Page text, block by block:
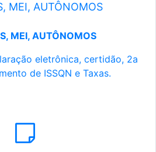
MEI, AUTÔNOMOS
MEI, AUTÔNOMOS
eletrônica, certidão, 2a
de ISSQN e Taxas.